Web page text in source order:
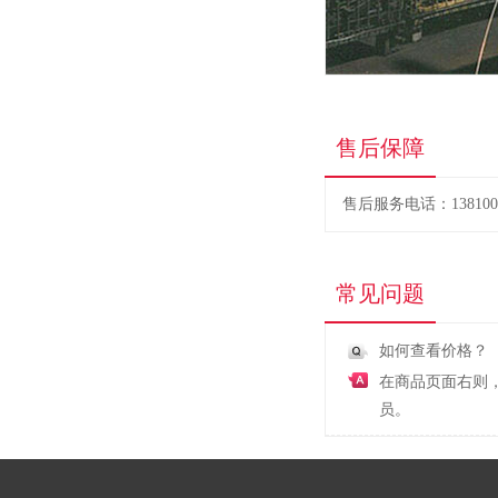
售后保障
售后服务电话：
常见问题
如何查看价格？
在商品页面右则
员。